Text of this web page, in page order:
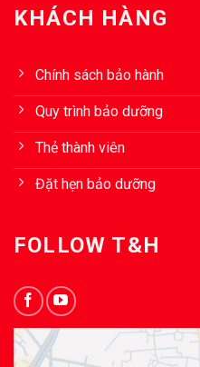
KHÁCH HÀNG
Chính sách bảo hành
Quy trình bảo dưỡng
Thẻ thành viên
Đặt hẹn bảo dưỡng
FOLLOW T&H